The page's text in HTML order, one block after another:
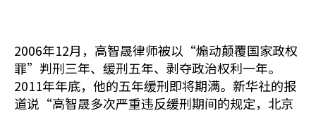
2006年12月，高智晟律师被以“煽动颠覆国家政权
罪”判刑三年、缓刑五年、剥夺政治权利一年。
2011年年底，他的五年缓刑即将期满。新华社的报
道说“高智晟多次严重违反缓刑期间的规定，北京